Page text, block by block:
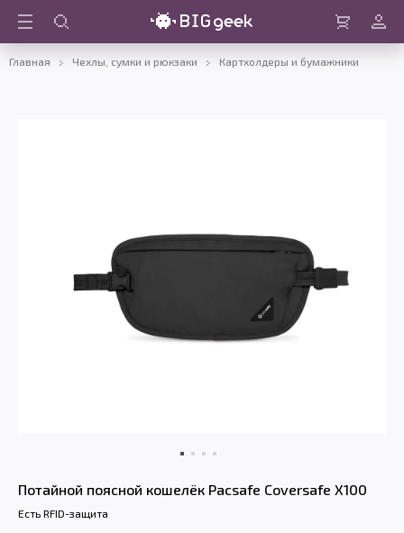
Войти
Главная Чехлы, сумки и рюкзаки Картхолдеры и бумажники
Потайной поясной кошелёк Pacsafe Coversafe X100
Есть RFID-защита